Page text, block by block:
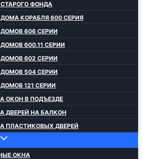
ФОНДА
КОРАБЛЯ 600 СЕРИЯ
606 СЕРИИ
600.11 СЕРИИ
602 СЕРИИ
504 СЕРИИ
121 СЕРИИ
ОКОН В ПОДЪЕЗДЕ
ДВЕРЕЙ НА БАЛКОН
ПЛАСТИКОВЫХ ДВЕРЕЙ
ОКНА